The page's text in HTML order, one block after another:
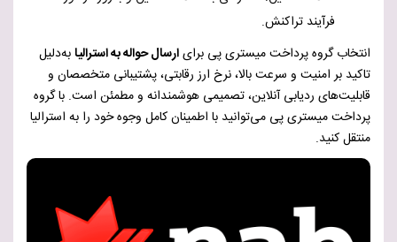
فرآیند تراکنش.
انتخاب گروه پرداخت میستری پی برایارسال حواله به استرالیابه‌دلیل
تاکید بر امنیت و سرعت بالا، نرخ ارز رقابتی، پشتیبانی متخصصان و
قابلیت‌های ردیابی آنلاین، تصمیمی هوشمندانه و مطمئن است. با گروه
پرداخت میستری پی می‌توانید با اطمینان کامل وجوه خود را به استرالیا
منتقل کنید.